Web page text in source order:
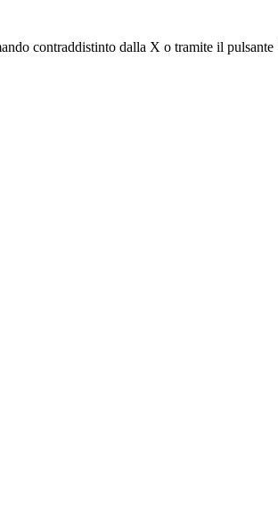
contraddistinto dalla X o tramite il